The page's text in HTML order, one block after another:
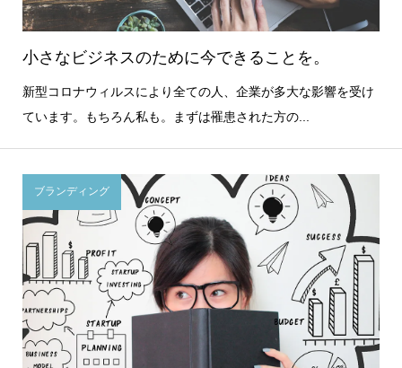
小さなビジネスのために今できることを。
新型コロナウィルスにより全ての人、企業が多大な影響を受け
ています。もちろん私も。まずは罹患された方の...
ブランディング